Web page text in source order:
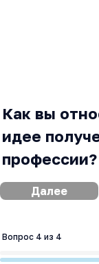
Как вы
идее
профессии?
Далее
Вопрос 4 из 4